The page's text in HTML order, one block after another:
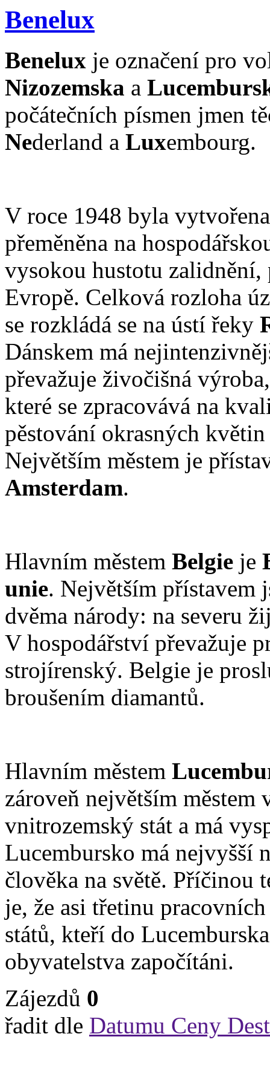
Benelux
Benelux je označení pro
Nizozemska a
počátečních písmen jmen
Nederland a Luxembourg.
V roce 1948 byla
přeměněna na
vysokou hustotu
Evropě. Celková rozloha
se rozkládá se na ústí řeky
Dánskem má
převažuje živočišná
které se zpracovává na
pěstování okrasných
Největším městem je
Amsterdam.
Hlavním městem Belgie je
unie. Největším přístavem
dvěma národy: na severu
V hospodářství převažuje
strojírenský. Belgie je
broušením diamantů.
Hlavním městem
zároveň největším
vnitrozemský stát a má
Lucembursko má nejvyšší
člověka na světě. Příčinou
je, že asi třetinu
států, kteří do
obyvatelstva započítáni.
Zájezdů 0
řadit dle Datumu Ceny